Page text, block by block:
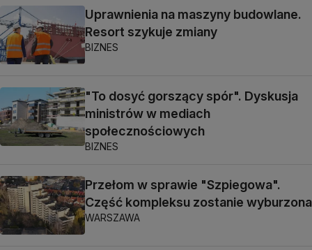
Uprawnienia na maszyny budowlane.
Resort szykuje zmiany
BIZNES
"To dosyć gorszący spór". Dyskusja
ministrów w mediach
społecznościowych
BIZNES
Przełom w sprawie "Szpiegowa".
Część kompleksu zostanie wyburzona
WARSZAWA